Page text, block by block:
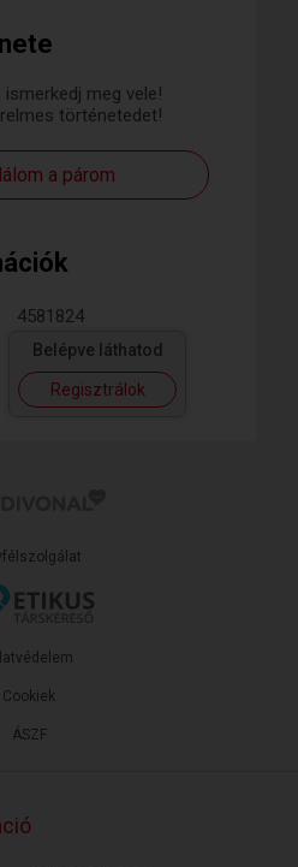
meg vele!
történetedet!
a párom
4581824
Belépve láthatod
Regisztrálok
ÁSZF
Cookiek